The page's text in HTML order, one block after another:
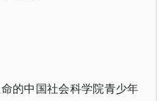
的中国社会科学院青少年